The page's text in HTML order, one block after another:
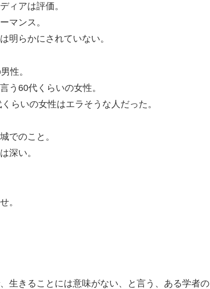
ィアは評価。
マンス。
明らかにされていない。
性。
う60代くらいの女性。
らいの女性はエラそうな人だった。
でのこと。
深い。
。
生きることには意味がない、と言う、ある学者の